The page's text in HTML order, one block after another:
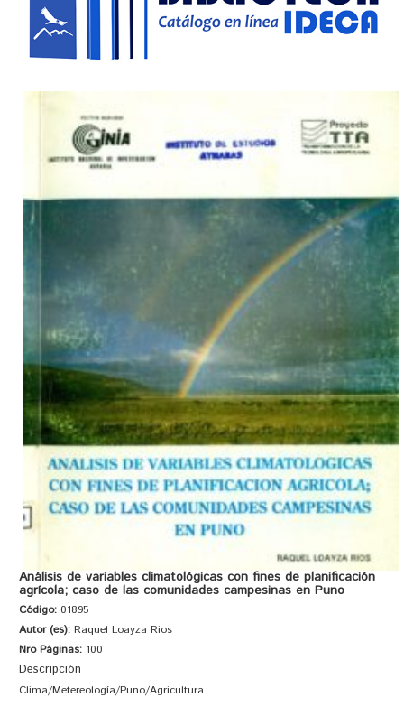
Análisis de variables climatológicas con fines de planificación
agrícola; caso de las comunidades campesinas en Puno
Código: 01895
Autor (es): Raquel Loayza Rios
Nro Páginas: 100
Descripción
Clima/Metereología/Puno/Agricultura